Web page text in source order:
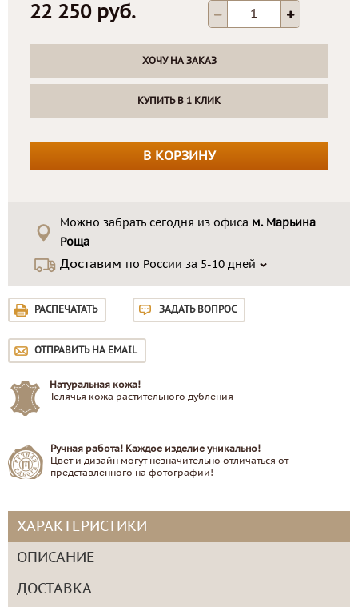
22 250 руб.
ХОЧУ НА ЗАКАЗ
КУПИТЬ В 1 КЛИК
В КОРЗИНУ
Можно забрать сегодня из офиса м. Марьина
Роща
Доставим по России за 5-10 дней
РАСПЕЧАТАТЬ ЗАДАТЬ ВОПРОС
ОТПРАВИТЬ НА EMAIL
Натуральная кожа!
Телячья кожа растительного дубления
Ручная работа! Каждое изделие уникально!
Цвет и дизайн могут незначительно отличаться от
представленного на фотографии!
ХАРАКТЕРИСТИКИ
ОПИСАНИЕ
ДОСТАВКА